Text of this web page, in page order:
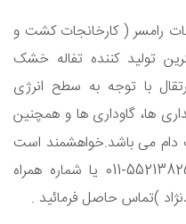
رامسر ( کارخانجات کشت و
تولید ‏کننده تفاله خشک
با توجه به سطح انرژی
ها، گاوداری ها و همچنین
دام می باشد.خواهشمند است
در صورت نیاز با شماره تلفاکس 55213825-011 یا ‏شماره همراه